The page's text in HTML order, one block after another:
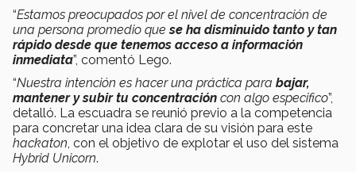
“Estamos preocupados por el nivel de concentración de
una persona promedio quese ha disminuido tanto y tan
rápido desde que tenemos acceso a información
inmediata”, comentó Lego.
“Nuestra intención es hacer una práctica para bajar,
mantener y subir tu concentración con algo especifico”,
detalló. La escuadra se reunió previo a la competencia
para concretar una idea clara de su visión para este
hackaton , con el objetivo de explotar el uso del sistema
Hybrid Unicorn.